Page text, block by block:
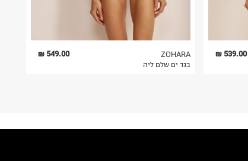
549.00 ₪
ZOHARA
בגד ים שלם ליה
539.00 ₪